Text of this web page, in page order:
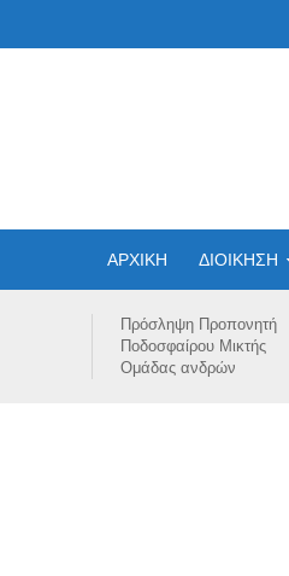
ΑΡΧΙΚΗ ΔΙΟΙΚΗΣΗ
Πρόσληψη Προπονητή
Ποδοσφαίρου Μικτής
Ομάδας ανδρών